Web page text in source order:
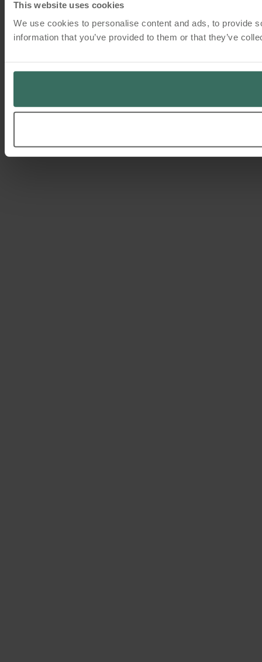
This website uses cookies
We use cookies to personalise content and ads, to provide
information that you’ve provided to them or that they’ve